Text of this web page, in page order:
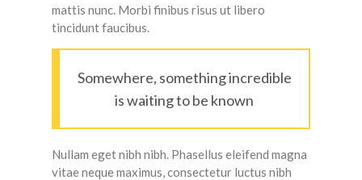
mattis nunc. Morbi finibus risus ut libero
tincidunt faucibus.
Somewhere, something incredible
is waiting to be known
Nullam eget nibh nibh. Phasellus eleifend magna
vitae neque maximus, consectetur luctus nibh